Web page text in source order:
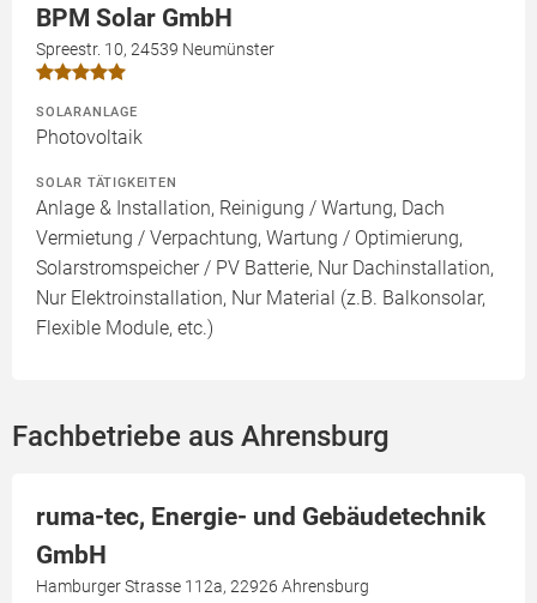
BPM Solar GmbH
Spreestr. 10, 24539 Neumünster
SOLARANLAGE
Photovoltaik
SOLAR TÄTIGKEITEN
Anlage & Installation, Reinigung / Wartung, Dach
Vermietung / Verpachtung, Wartung / Optimierung,
Solarstromspeicher / PV Batterie, Nur Dachinstallation,
Nur Elektroinstallation, Nur Material (z.B. Balkonsolar,
Flexible Module, etc.)
Fachbetriebe aus Ahrensburg
ruma-tec, Energie- und Gebäudetechnik
GmbH
Hamburger Strasse 112a, 22926 Ahrensburg